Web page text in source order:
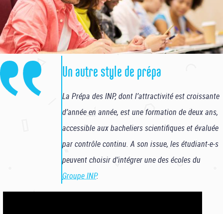
Un autre style de prépa
La Prépa des INP, dont l’attractivité est croissante
d’année en année, est une formation de deux ans,
accessible aux bacheliers scientifiques et évaluée
par contrôle continu. A son issue, les étudiant-e-s
peuvent choisir d’intégrer une des écoles du
Groupe INP.